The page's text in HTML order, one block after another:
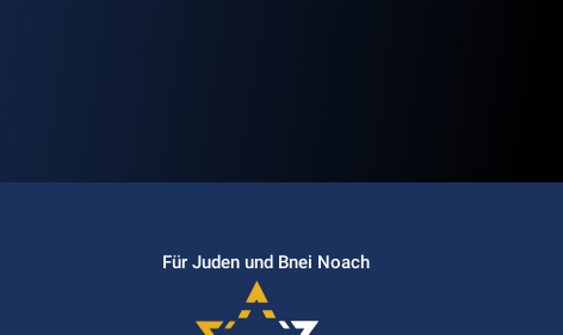
Für Juden und Bnei Noach